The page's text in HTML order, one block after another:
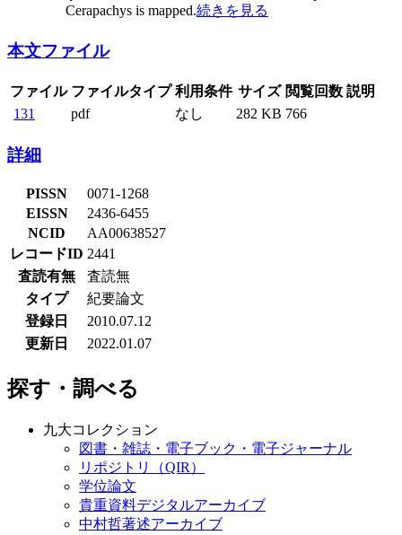
Cerapachys is mapped.続きを見る
本文ファイル
ファイル ファイルタイプ 利用条件 サイズ 閲覧回数 説明
131
pdf なし 282 KB 766
詳細
PISSN
0071-1268
EISSN
2436-6455
NCID
AA00638527
レコードID 2441
査読有無
査読無
タイプ
紀要論文
登録日
2010.07.12
更新日
2022.01.07
探す・調べる
九大コレクション
図書・雑誌・電子ブック・電子ジャーナル
リポジトリ（QIR）
学位論文
貴重資料デジタルアーカイブ
中村哲著述アーカイブ